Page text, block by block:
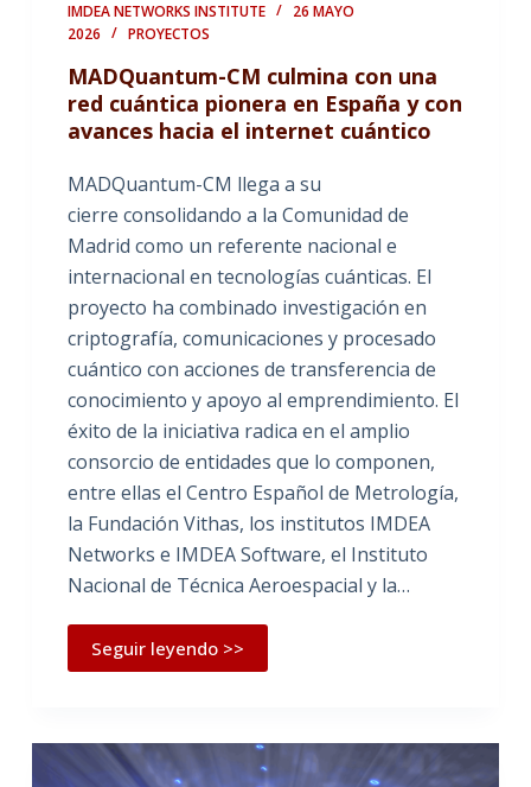
IMDEA NETWORKS INSTITUTE
26 MAYO
2026
PROYECTOS
MADQuantum-CM culmina con una
red cuántica pionera en España y con
avances hacia el internet cuántico
MADQuantum-CM llega a su
cierre consolidando a la Comunidad de
Madrid como un referente nacional e
internacional en tecnologías cuánticas. El
proyecto ha combinado investigación en
criptografía, comunicaciones y procesado
cuántico con acciones de transferencia de
conocimiento y apoyo al emprendimiento. El
éxito de la iniciativa radica en el amplio
consorcio de entidades que lo componen,
entre ellas el Centro Español de Metrología,
la Fundación Vithas, los institutos IMDEA
Networks e IMDEA Software, el Instituto
Nacional de Técnica Aeroespacial y la…
Seguir leyendo >>